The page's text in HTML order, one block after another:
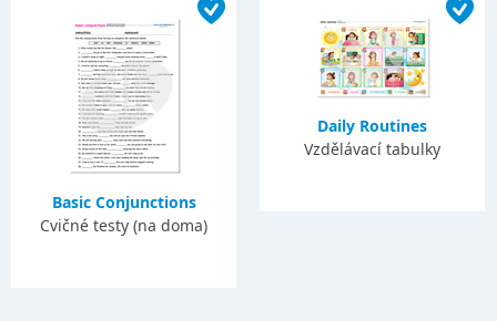
Basic Conjunctions
Cvičné testy (na doma)
Daily Routines
Vzdělávací tabulky